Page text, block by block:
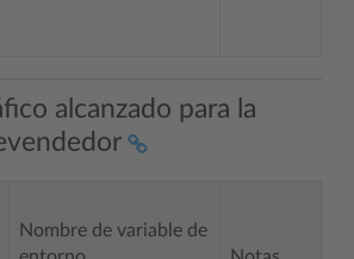
alcanzado para la
Nombre de variable de